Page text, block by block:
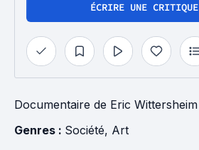
ÉCRIRE UNE CRITIQUE
Documentaire de Eric Wittersheim
Genres : Société, Art